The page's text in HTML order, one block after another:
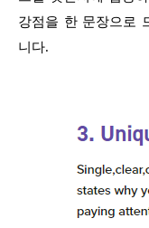
강점을 한 문장으로
니다.